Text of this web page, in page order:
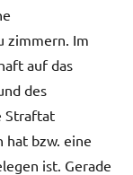
zimmern. Im
auf das
des
Straftat
hat bzw. eine
ist. Gerade